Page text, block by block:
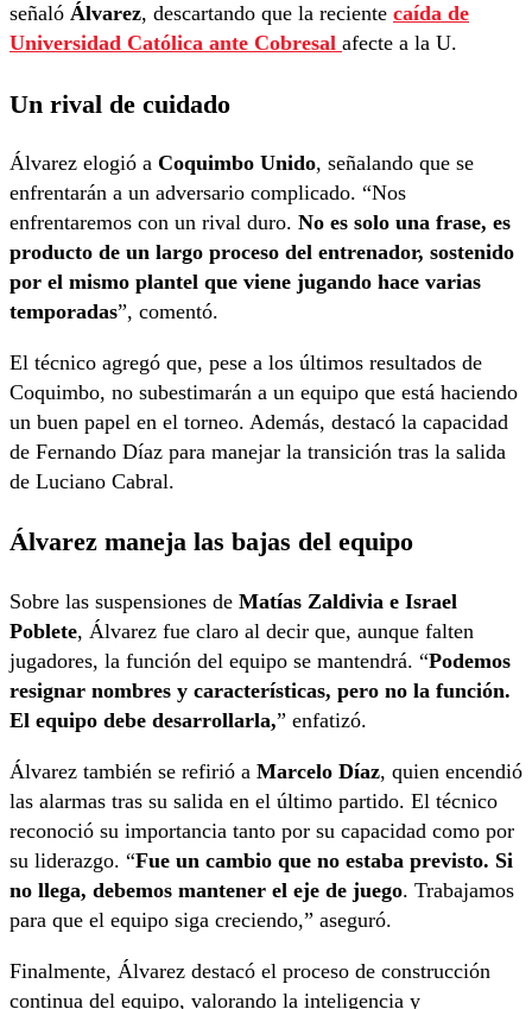
señaló Álvarez, descartando que la reciente caída de
Universidad Católica ante Cobresal afecte a la U.
Un rival de cuidado
Álvarez elogió a Coquimbo Unido, señalando que se
enfrentarán a un adversario complicado. “Nos
enfrentaremos con un rival duro. No es solo una frase, es
producto de un largo proceso del entrenador, sostenido
por el mismo plantel que viene jugando hace varias
temporadas”, comentó.
El técnico agregó que, pese a los últimos resultados de
Coquimbo, no subestimarán a un equipo que está haciendo
un buen papel en el torneo. Además, destacó la capacidad
de Fernando Díaz para manejar la transición tras la salida
de Luciano Cabral.
Álvarez maneja las bajas del equipo
Sobre las suspensiones de Matías Zaldivia e Israel
Poblete, Álvarez fue claro al decir que, aunque falten
jugadores, la función del equipo se mantendrá. “Podemos
resignar nombres y características, pero no la función.
El equipo debe desarrollarla,” enfatizó.
Álvarez también se refirió a Marcelo Díaz, quien encendió
las alarmas tras su salida en el último partido. El técnico
reconoció su importancia tanto por su capacidad como por
su liderazgo. “Fue un cambio que no estaba previsto. Si
no llega, debemos mantener el eje de juego. Trabajamos
para que el equipo siga creciendo,” aseguró.
Finalmente, Álvarez destacó el proceso de construcción
continua del equipo, valorando la inteligencia y